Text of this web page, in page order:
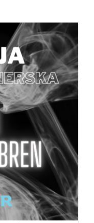
SZCZEGÓŁY